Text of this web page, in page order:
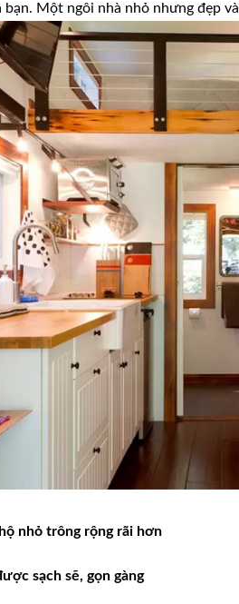
bạn. Một ngôi nhà nhỏ nhưng đẹp
nhỏ trông rộng rãi hơn
sạch sẽ, gọn gàng